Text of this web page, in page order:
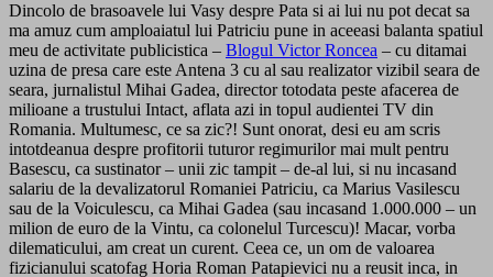
Dincolo de brasoavele lui Vasy despre Pata si ai lui nu pot decat sa
ma amuz cum amploaiatul lui Patriciu pune in aceeasi balanta spatiul
meu de activitate publicistica – Blogul Victor Roncea – cu ditamai
uzina de presa care este Antena 3 cu al sau realizator vizibil seara de
seara, jurnalistul Mihai Gadea, director totodata peste afacerea de
milioane a trustului Intact, aflata azi in topul audientei TV din
Romania. Multumesc, ce sa zic?! Sunt onorat, desi eu am scris
intotdeanua despre profitorii tuturor regimurilor mai mult pentru
Basescu, ca sustinator – unii zic tampit – de-al lui, si nu incasand
salariu de la devalizatorul Romaniei Patriciu, ca Marius Vasilescu
sau de la Voiculescu, ca Mihai Gadea (sau incasand 1.000.000 – un
milion de euro de la Vintu, ca colonelul Turcescu)! Macar, vorba
dilematicului, am creat un curent. Ceea ce, un om de valoarea
fizicianului scatofag Horia Roman Patapievici nu a reusit inca, in